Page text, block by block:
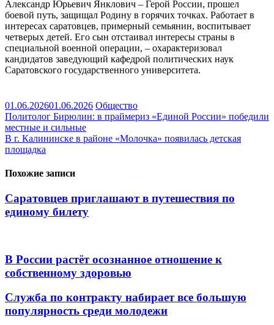
Александр Юрьевич Янклович – Герой России, прошел
боевой путь, защищал Родину в горячих точках. Работает в
интересах саратовцев, примерный семьянин, воспитывает
четверых детей. Его сын отстаивал интересы страны в
специальной военной операции, – охарактеризовал
кандидатов заведующий кафедрой политических наук
Саратовского государственного университета.
01.06.202601.06.2026 Общество
Навигация
по
записям
Политолог Бирюлин: в праймериз «Единой России» победили
местные и сильные
В г. Калининске в районе «Молочка» появилась детская
площадка
Похожие записи
Саратовцев приглашают в путешествия по
единому билету
В России растёт осознанное отношение к
собственному здоровью
Служба по контракту набирает все большую
популярность среди молодежи